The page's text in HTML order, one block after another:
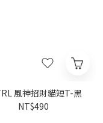
XCTRL 風神招財貓短T-黑
NT$490